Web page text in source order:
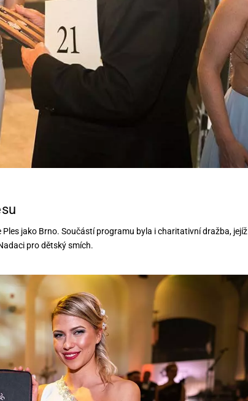
jako Brno. Součástí programu byla i charitativní dražba, jejíž
pro dětský smích.